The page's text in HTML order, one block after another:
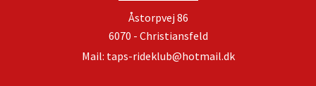
Åstorpvej 86
6070 - Christiansfeld
Mail: taps-rideklub@hotmail.dk